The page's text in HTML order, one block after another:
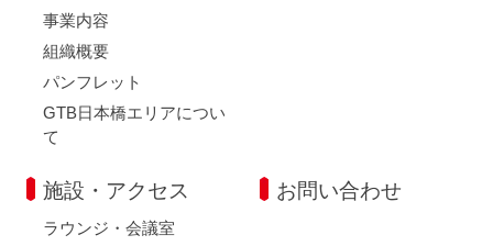
事業内容
組織概要
パンフレット
GTB日本橋エリアについ
て
施設・アクセス
ラウンジ・会議室
お問い合わせ